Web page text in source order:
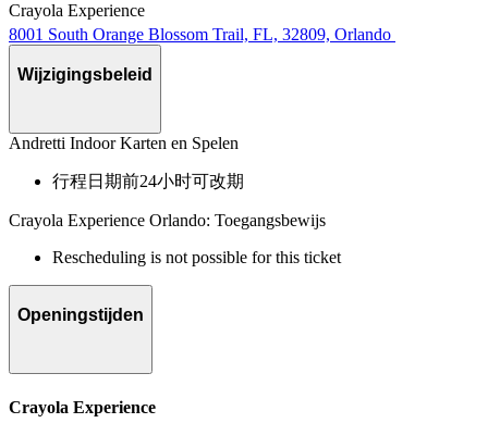
Crayola Experience
8001 South Orange Blossom Trail, FL, 32809, Orlando
Wijzigingsbeleid
Andretti Indoor Karten en Spelen
行程日期前24小时可改期
Crayola Experience Orlando: Toegangsbewijs
Rescheduling is not possible for this ticket
Openingstijden
Crayola Experience